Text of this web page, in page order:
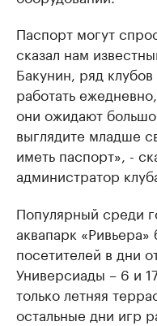
Паспорт могут
сказал нам
Бакунин, ряд
работать
они ожидают
выглядите младше
иметь паспорт», -
администратор
Популярный среди
аквапарк «Ривьера»
посетителей в дни
Универсиады – 6 и
только летняя
остальные дни игр